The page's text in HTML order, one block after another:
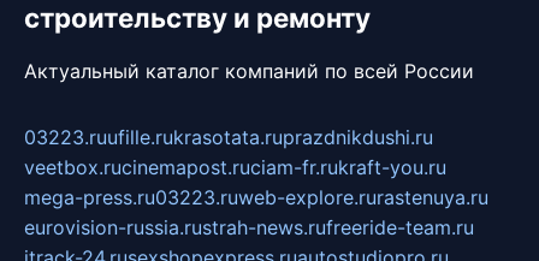
строительству и ремонту
Актуальный каталог компаний по всей России
03223.ruufille.rukrasotata.ruprazdnikdushi.ru
veetbox.rucinemapost.ruciam-fr.rukraft-you.ru
mega-press.ru03223.ruweb-explore.rurastenuya.ru
eurovision-russia.rustrah-news.rufreeride-team.ru